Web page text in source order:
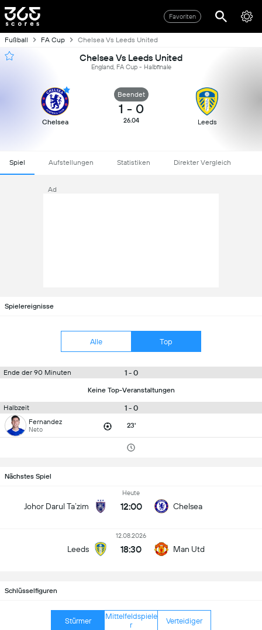
Favoriten
Fußball FA Cup Chelsea Vs Leeds United
Chelsea Vs Leeds United
England, FA Cup - Halbfinale
Chelsea
Beendet
1 - 0
26.04 Leeds
Spiel Aufstellungen Statistiken Direkter Vergleich
Ad
Spielereignisse
Alle Top
Ende der 90 Minuten 1 - 0
Keine Top-Veranstaltungen
Halbzeit 1 - 0
Fernandez
Neto 23'
Nächstes Spiel
Johor Darul Ta’zim
Heute
12:00 Chelsea
Leeds
12.08.2026
18:30 Man Utd
Schlüsselfiguren
Stürmer
Mittelfeldspiele
r
Verteidiger